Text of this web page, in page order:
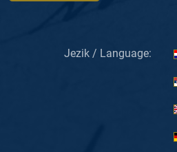
Jezik / Language: